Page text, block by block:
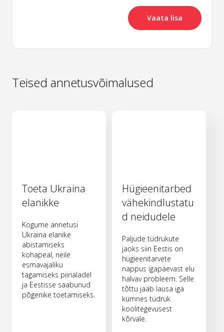
Vaata lisa
Teised annetusvõimalused
Toeta Ukraina
elanikke
Kogume annetusi
Ukraina elanike
abistamiseks
kohapeal, neile
esmavajaliku
tagamiseks piirialadel
ja Eestisse saabunud
põgenike toetamiseks.
Hügieenitarbed
vähekindlustatu
d neidudele
Paljude tüdrukute
jaoks siin Eestis on
hügieenitarvete
nappus igapäevast elu
halvav probleem. Selle
tõttu jääb lausa iga
kümnes tüdruk
koolitegevusest
kõrvale.